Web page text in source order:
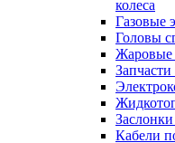
колеса
Газовые
Головы
Жаровые
Кабели